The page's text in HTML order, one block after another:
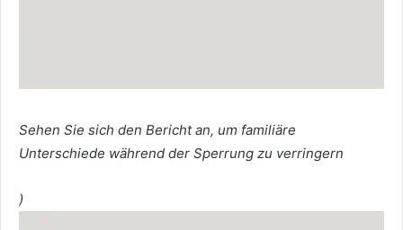
Sehen Sie sich den Bericht an, um familiäre
Unterschiede während der Sperrung zu verringern
)